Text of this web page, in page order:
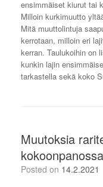
ensimmäiset kiurut tai
Milloin kurkimuutto
Mitä muuttolintuja
kerrotaan, milloin eri
kerran. Taulukoihin on
kunkin lajin
tarkastella sekä koko
Muutoksia
kokoonpanossa
Posted on 14.2.2021